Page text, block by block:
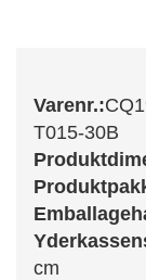
Varenr.:
T015-30B
cm